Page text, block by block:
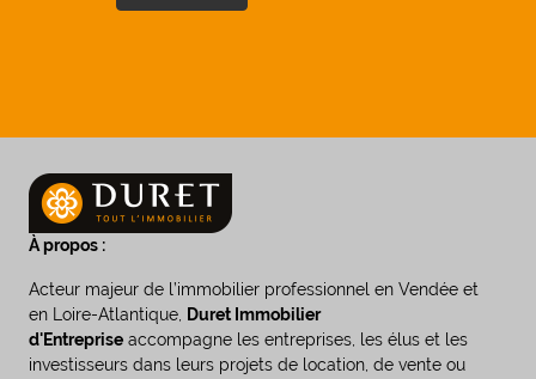
À propos :
Acteur majeur de l’immobilier professionnel en Vendée et
en Loire-Atlantique, Duret Immobilier
d'Entreprise accompagne les entreprises, les élus et les
investisseurs dans leurs projets de location, de vente ou